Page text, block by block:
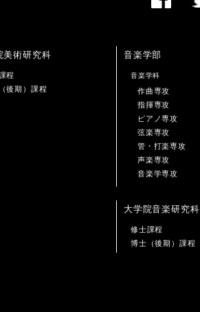
美術研究科
程
後期）課程
音楽学部
音楽学科
作曲専攻
指揮専攻
ピアノ専攻
弦楽専攻
管・打楽専攻
声楽専攻
音楽学専攻
大学院音楽研究科
修士課程
博士（後期）課程